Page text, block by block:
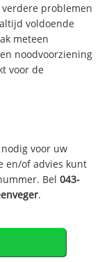
problemen
voldoende
meteen
noodvoorziening
voor de
voor uw
en/of advies kunt
Bel043-
.